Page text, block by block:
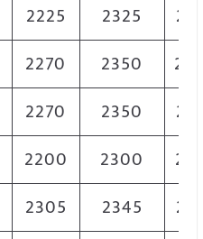
2225 2325
2270 2350
2270 2350
2200 2300
2305 2345